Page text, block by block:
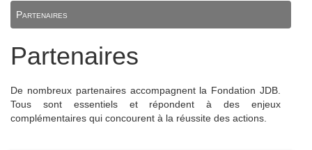
Partenaires
Partenaires
De nombreux partenaires accompagnent la Fondation JDB.
Tous sont essentiels et répondent à des enjeux
complémentaires qui concourent à la réussite des actions.